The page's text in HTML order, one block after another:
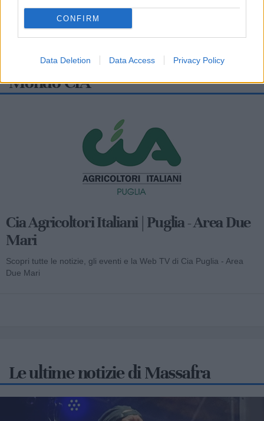
CONFIRM
Data Deletion Data Access Privacy Policy
Mondo CIA
Cia Agricoltori Italiani | Puglia - Area Due
Mari
Scopri tutte le notizie, gli eventi e la Web TV di Cia Puglia - Area
Due Mari
Le ultime notizie di Massafra